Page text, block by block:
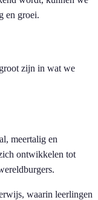
en groei.
zijn in wat we
meertalig en
ontwikkelen tot
waarin leerlingen